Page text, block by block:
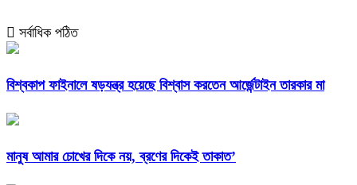
সর্বাধিক পঠিত
বিশ্বকাপ ফাইনালে ষড়যন্ত্র হয়েছে বিশ্বাস করতেন আর্জেন্টাইন তারকার মা
মানুষ আমার চোখের দিকে নয়, ব্রণের দিকেই তাকাত’